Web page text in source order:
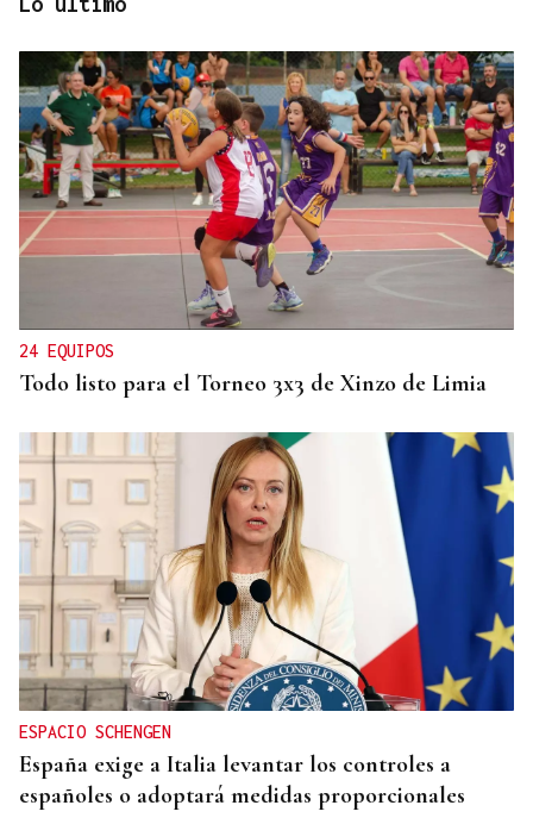
FESTIVAL INTERNACIONAL
Vilariño de Conso despide el XI ViBoMask
24 EQUIPOS
Todo listo para el Torneo 3x3 de Xinzo de Limia
ESPACIO SCHENGEN
España exige a Italia levantar los controles a
españoles o adoptará medidas proporcionales